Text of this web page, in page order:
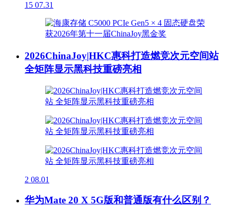
15 07.31
2026ChinaJoy|HKC惠科打造燃竞次元空间站
全矩阵显示黑科技重磅亮相
2 08.01
华为Mate 20 X 5G版和普通版有什么区别？